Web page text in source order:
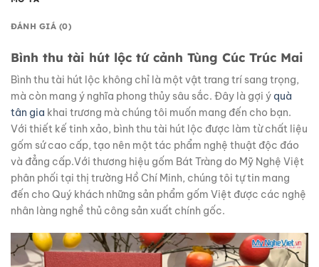
ĐÁNH GIÁ (0)
Bình thu tài hút lộc tứ cảnh Tùng Cúc Trúc Mai
Bình thu tài hút lộc không chỉ là một vật trang trí sang trọng,
mà còn mang ý nghĩa phong thủy sâu sắc. Đây là gợi ý quà
tân gia khai trương mà chúng tôi muốn mang đến cho bạn.
Với thiết kế tinh xảo, bình thu tài hút lộc được làm từ chất liệu
gốm sứ cao cấp, tạo nên một tác phẩm nghệ thuật độc đáo
và đẳng cấp.Với thương hiệu gốm Bát Tràng do Mỹ Nghệ Việt
phân phối tại thị trường Hồ Chí Minh, chúng tôi tự tin mang
đến cho Quý khách những sản phẩm gốm Việt được các nghệ
nhân làng nghề thủ công sản xuất chính gốc.